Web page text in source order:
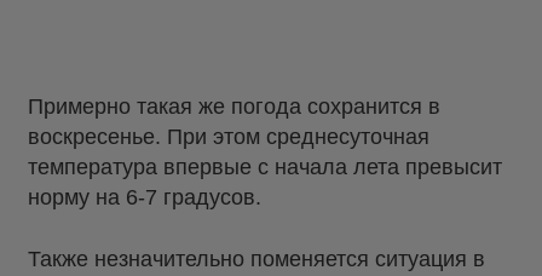
Примерно такая же погода сохранится в
воскресенье. При этом среднесуточная
температура впервые с начала лета превысит
норму на 6-7 градусов.
Также незначительно поменяется ситуация в